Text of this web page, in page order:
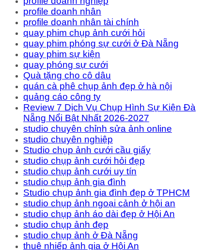
profile doanh nhân
profile doanh nhân tài chính
quay phim chụp ảnh cưới hỏi
quay phim phóng sự cưới ở Đà Nẵng
quay phim sự kiện
quay phóng sự cưới
Quà tặng cho cô dâu
quán cà phê chụp ảnh đẹp ở hà nội
quảng cáo công ty
Review 7 Dịch Vụ Chụp Hình Sự Kiện Đà
Nẵng Nổi Bật Nhất 2026-2027
studio chuyên chỉnh sửa ảnh online
studio chuyên nghiệp
Studio chụp ảnh cưới cầu giấy
studio chụp ảnh cưới hỏi đẹp
studio chụp ảnh cưới uy tín
studio chụp ảnh gia đình
Studio chụp ảnh gia đình đẹp ở TPHCM
studio chụp ảnh ngoại cảnh ở hội an
studio chụp ảnh áo dài đẹp ở Hội An
studio chụp ảnh đẹp
studio chụp ảnh ở Đà Nẵng
thuê nhiếp ảnh gia ở Hội An